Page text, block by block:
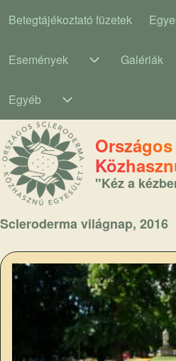
Main navigation
Betegtájékoztató füzetek
Események
Események
Galériák
Egyéb
"Kéz a
Scleroderma világnap, 2016
Image